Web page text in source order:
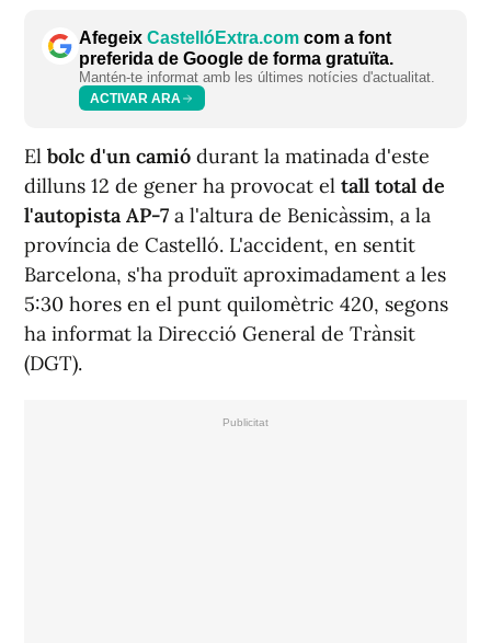
Afegeix CastellóExtra.com com a font
preferida de Google de forma gratuïta.
Mantén-te informat amb les últimes notícies d'actualitat.
ACTIVAR ARA
El bolc d'un camió durant la matinada d'este
dilluns 12 de gener ha provocat el tall total de
l'autopista AP-7 a l'altura de Benicàssim, a la
província de Castelló. L'accident, en sentit
Barcelona, s'ha produït aproximadament a les
5:30 hores en el punt quilomètric 420, segons
ha informat la Direcció General de Trànsit
(DGT).